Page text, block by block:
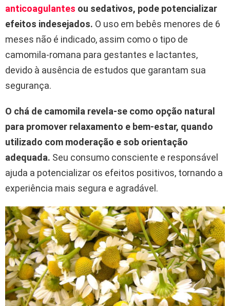
anticoagulantes ou sedativos, pode potencializar
efeitos indesejados. O uso em bebês menores de 6
meses não é indicado, assim como o tipo de
camomila-romana para gestantes e lactantes,
devido à ausência de estudos que garantam sua
segurança.
O chá de camomila revela-se como opção natural
para promover relaxamento e bem-estar, quando
utilizado com moderação e sob orientação
adequada. Seu consumo consciente e responsável
ajuda a potencializar os efeitos positivos, tornando a
experiência mais segura e agradável.